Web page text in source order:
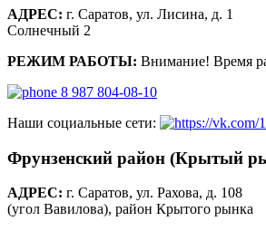
АДРЕС: г. Саратов, ул. Лисина, д. 1
Солнечный 2
РЕЖИМ РАБОТЫ: Внимание! Время
8 987 804-08-10
Наши социальные сети:
Фрунзенский район (Крытый
АДРЕС: г. Саратов, ул. Рахова, д. 108
(угол Вавилова), район Крытого рынка